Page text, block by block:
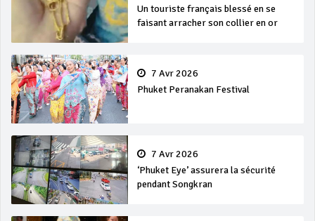
Un touriste français blessé en se
faisant arracher son collier en or
7 Avr 2026
Phuket Peranakan Festival
7 Avr 2026
‘Phuket Eye’ assurera la sécurité
pendant Songkran